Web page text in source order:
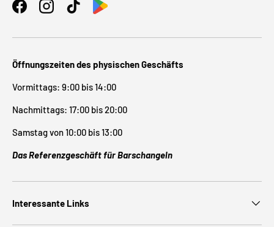
FacebookInstagramTikTok
Öffnungszeiten des physischen Geschäfts
Vormittags: 9:00 bis 14:00
Nachmittags: 17:00 bis 20:00
Samstag von 10:00 bis 13:00
Das Referenzgeschäft für Barschangeln
Interessante Links